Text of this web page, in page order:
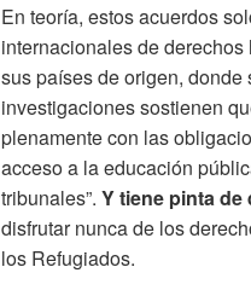
En teoría, estos acuerdos
internacionales de
sus países de origen, donde
investigaciones sostienen
plenamente con las
acceso a la educación
tribunales”. Y tiene pinta
disfrutar nunca de los
los Refugiados.